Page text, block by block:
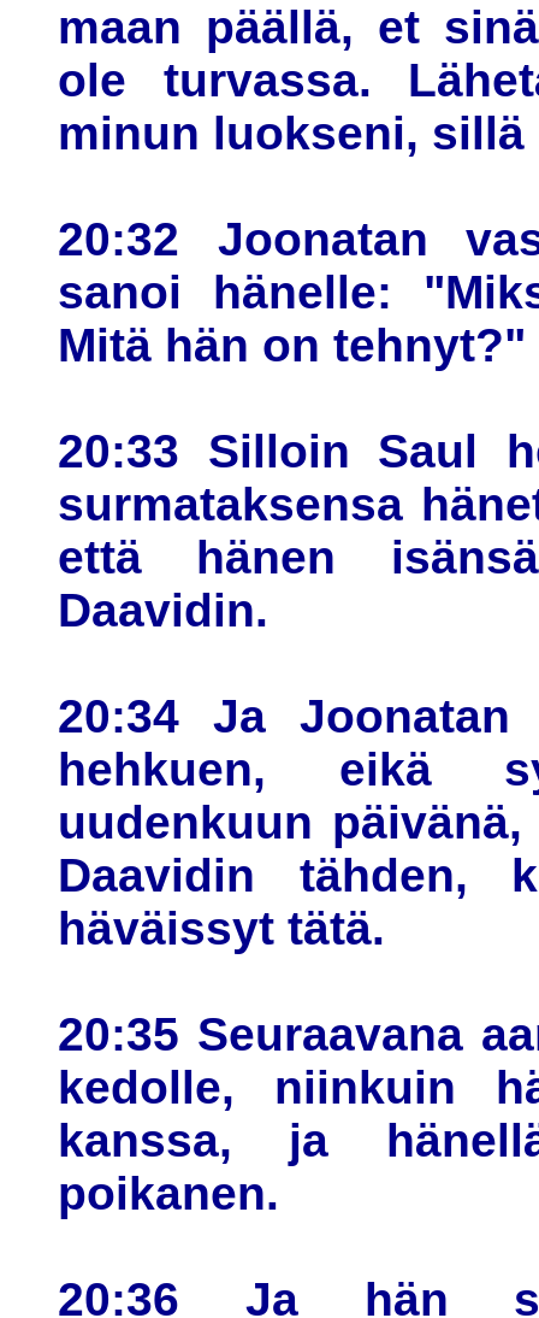
maan päällä, et
ole turvassa.
minun luokseni,
20:32 Joonatan
sanoi hänelle:
Mitä hän on tehnyt?"
20:33 Silloin Saul
surmataksensa
että hänen
Daavidin.
20:34 Ja
hehkuen, eikä
uudenkuun
Daavidin tähden,
häväissyt tätä.
20:35 Seuraavana
kedolle, niinkuin
kanssa, ja
poikanen.
20:36 Ja hän